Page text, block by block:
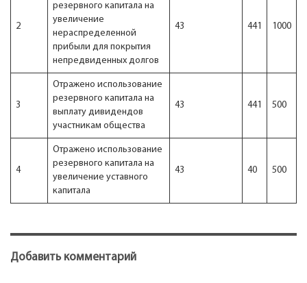
2
резервного капитала на
увеличение
нераспределенной
прибыли для покрытия
непредвиденных долгов
43 441 1000
3
Отражено использование
резервного капитала на
выплату дивидендов
участникам общества
43 441 500
4
Отражено использование
резервного капитала на
увеличение уставного
капитала
43 40 500
Добавить комментарий